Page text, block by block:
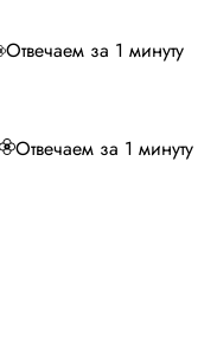
Отвечаем за 1 минуту
Отвечаем за 1 минуту